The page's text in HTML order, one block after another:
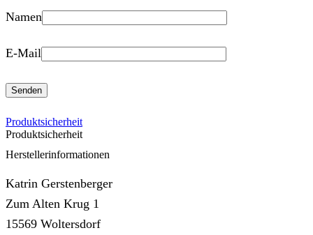
Namen
E-Mail
Produktsicherheit
Produktsicherheit
Herstellerinformationen
Katrin Gerstenberger
Zum Alten Krug 1
15569 Woltersdorf